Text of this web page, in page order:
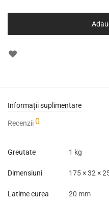
Informații suplimentare
Recenzii 0
Greutate 1 kg
Dimensiuni 175 × 32 ×
Latime curea 20 mm